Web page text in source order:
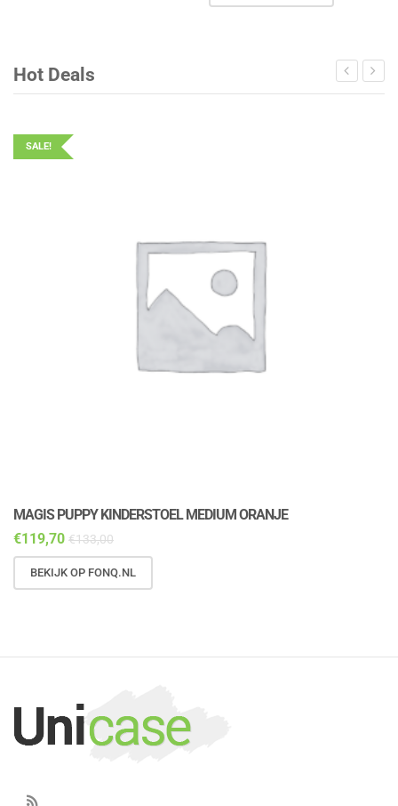
Hot Deals
SALE!
MAGIS PUPPY KINDERSTOEL MEDIUM ORANJE
€119,70 €133,00
BEKIJK OP FONQ.NL